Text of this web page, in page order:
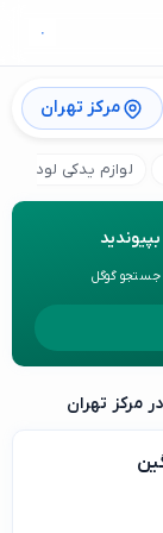
مرکز تهران
لوازم یدکی لودر
گوگل
مرکز تهران